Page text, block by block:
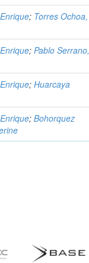
; Torres Ochoa,
;Pablo Serrano,
;Huarcaya
;Bohorquez